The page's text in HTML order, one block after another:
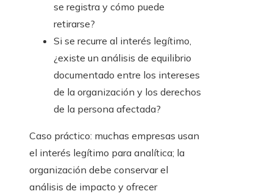
se registra y cómo puede
retirarse?
Si se recurre al interés legítimo,
¿existe un análisis de equilibrio
documentado entre los intereses
de la organización y los derechos
de la persona afectada?
Caso práctico: muchas empresas usan
el interés legítimo para analítica; la
organización debe conservar el
análisis de impacto y ofrecer